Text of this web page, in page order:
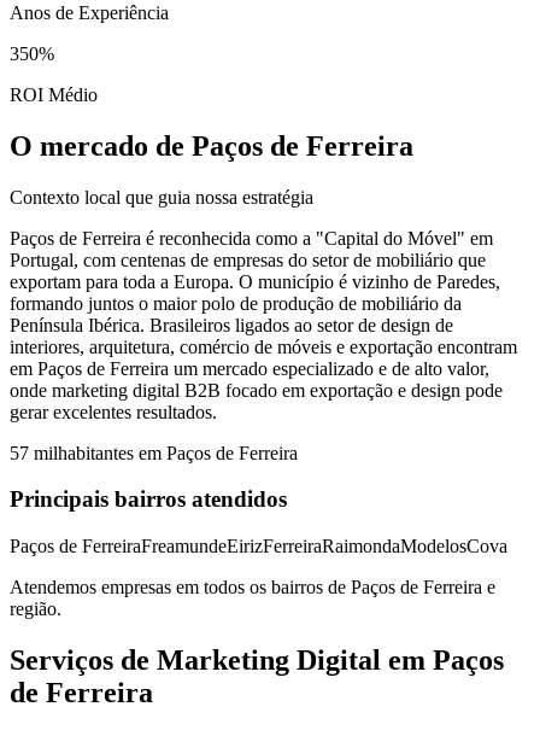
Anos de Experiência
350%
ROI Médio
O mercado de Paços de Ferreira
Contexto local que guia nossa estratégia
Paços de Ferreira é reconhecida como a "Capital do Móvel" em
Portugal, com centenas de empresas do setor de mobiliário que
exportam para toda a Europa. O município é vizinho de Paredes,
formando juntos o maior polo de produção de mobiliário da
Península Ibérica. Brasileiros ligados ao setor de design de
interiores, arquitetura, comércio de móveis e exportação encontram
em Paços de Ferreira um mercado especializado e de alto valor,
onde marketing digital B2B focado em exportação e design pode
gerar excelentes resultados.
57 milhabitantes em Paços de Ferreira
Principais bairros atendidos
Paços de FerreiraFreamundeEirizFerreiraRaimondaModelosCova
Atendemos empresas em todos os bairros de Paços de Ferreira e
região.
Serviços de Marketing Digital em Paços
de Ferreira